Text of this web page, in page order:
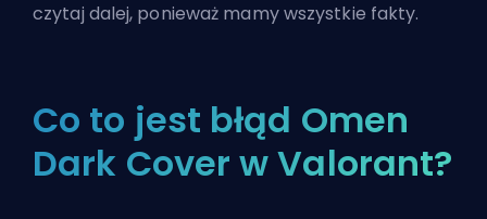
czytaj dalej, ponieważ mamy wszystkie fakty.
Co to jest błąd Omen
Dark Cover w Valorant?